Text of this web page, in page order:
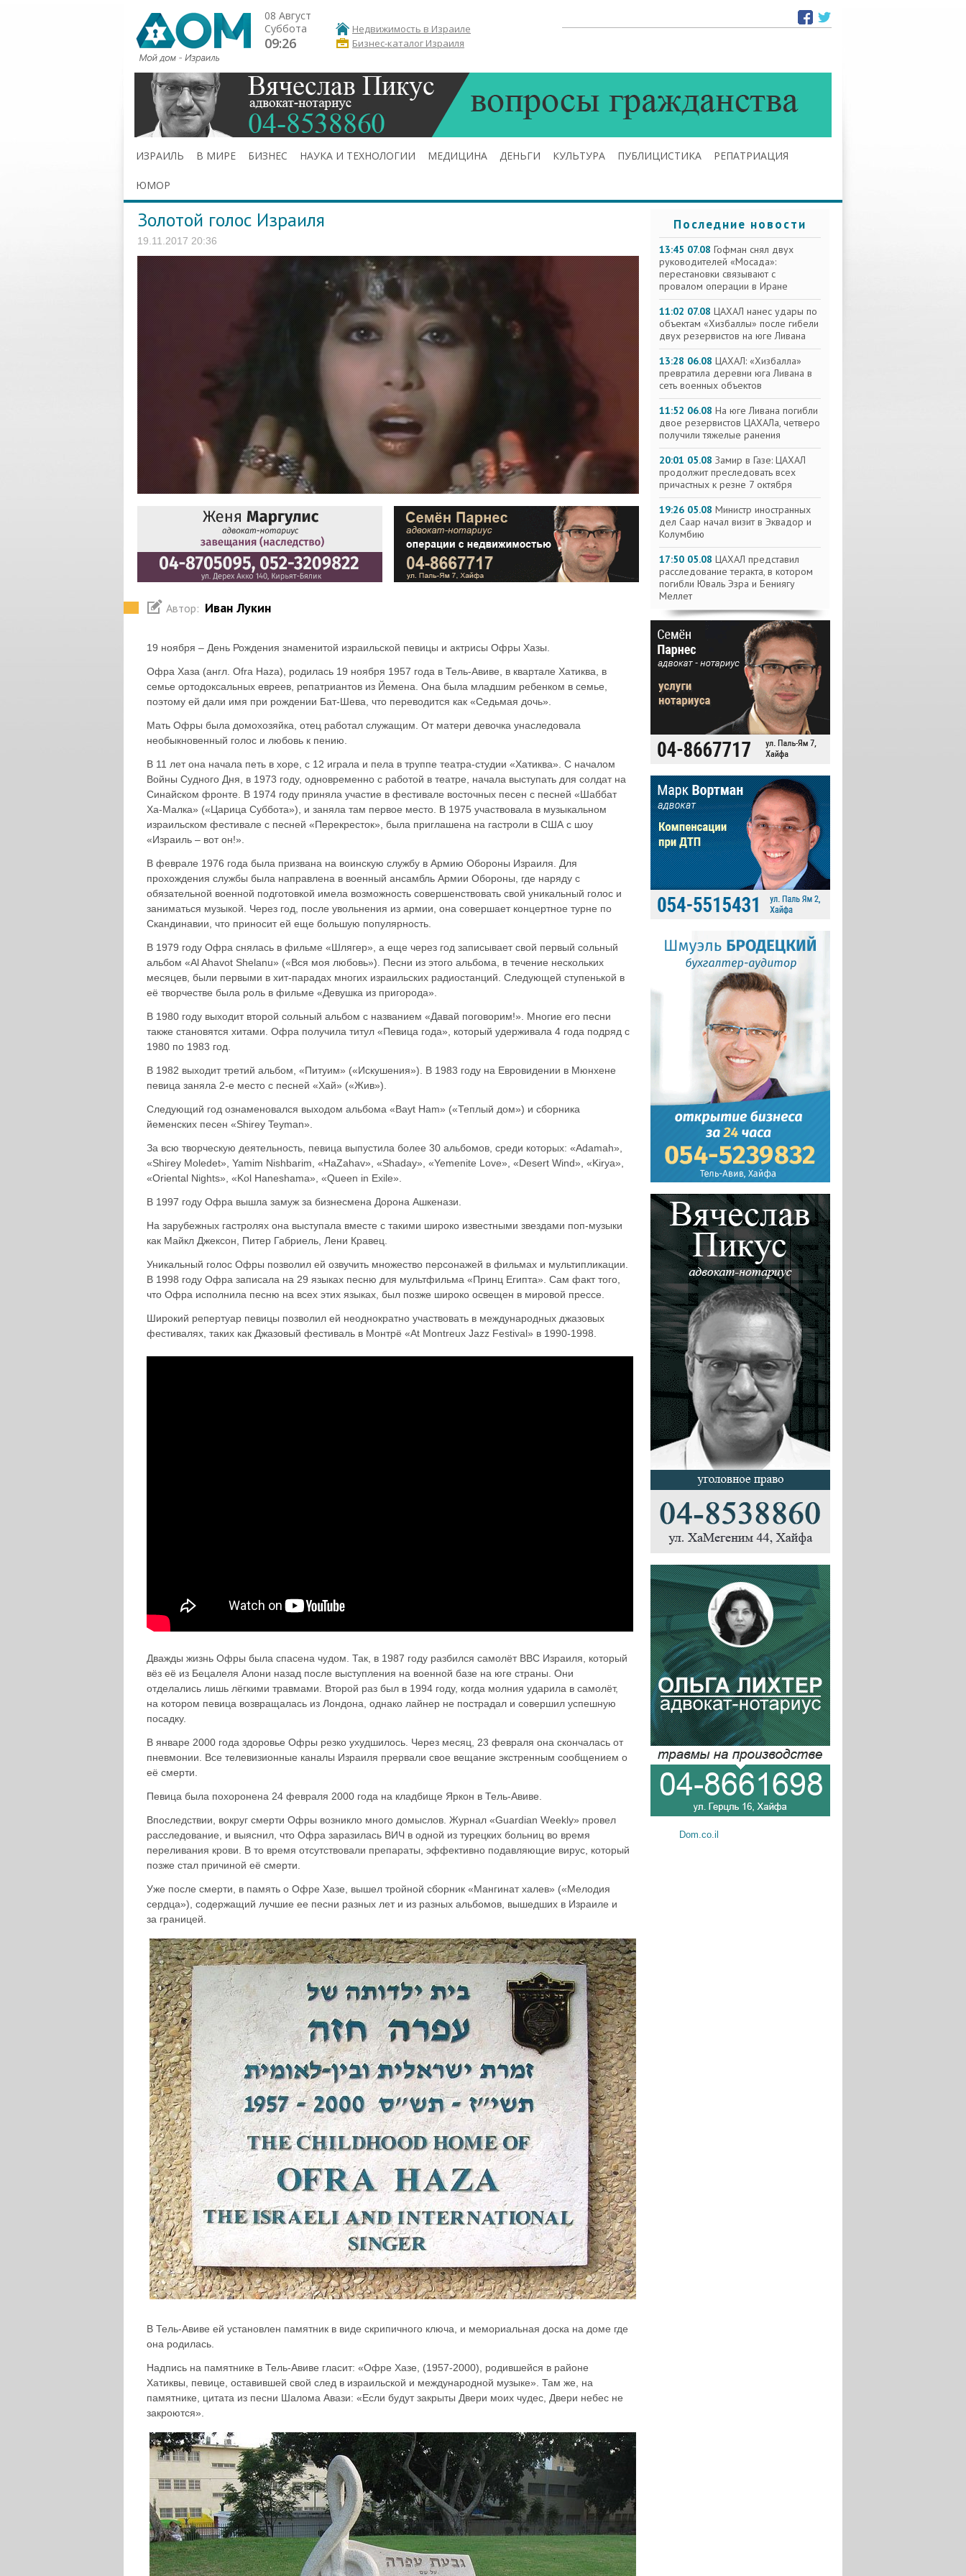
08 Август
Суббота
09:26
Недвижимость в Израиле
Бизнес-каталог Израиля
ИЗРАИЛЬ В МИРЕ БИЗНЕС НАУКА И ТЕХНОЛОГИИ МЕДИЦИНА ДЕНЬГИ КУЛЬТУРА ПУБЛИЦИСТИКА РЕПАТРИАЦИЯ
ЮМОР
Золотой голос Израиля
19.11.2017 20:36
Автор: Иван Лукин
19 ноября – День Рождения знаменитой израильской певицы и актрисы Офры Хазы.
Офра Хаза (англ. Ofra Haza), родилась 19 ноября 1957 года в Тель-Авиве, в квартале Хатиква, в
семье ортодоксальных евреев, репатриантов из Йемена. Она была младшим ребенком в семье,
поэтому ей дали имя при рождении Бат-Шева, что переводится как «Седьмая дочь».
Мать Офры была домохозяйка, отец работал служащим. От матери девочка унаследовала
необыкновенный голос и любовь к пению.
В 11 лет она начала петь в хоре, с 12 играла и пела в труппе театра-студии «Хатиква». С началом
Войны Судного Дня, в 1973 году, одновременно с работой в театре, начала выступать для солдат на
Синайском фронте. В 1974 году приняла участие в фестивале восточных песен с песней «Шаббат
Ха-Малка» («Царица Суббота»), и заняла там первое место. В 1975 участвовала в музыкальном
израильском фестивале с песней «Перекресток», была приглашена на гастроли в США с шоу
«Израиль – вот он!».
В феврале 1976 года была призвана на воинскую службу в Армию Обороны Израиля. Для
прохождения службы была направлена в военный ансамбль Армии Обороны, где наряду с
обязательной военной подготовкой имела возможность совершенствовать свой уникальный голос и
заниматься музыкой. Через год, после увольнения из армии, она совершает концертное турне по
Скандинавии, что приносит ей еще большую популярность.
В 1979 году Офра снялась в фильме «Шлягер», а еще через год записывает свой первый сольный
альбом «Al Ahavot Shelanu» («Вся моя любовь»). Песни из этого альбома, в течение нескольких
месяцев, были первыми в хит-парадах многих израильских радиостанций. Следующей ступенькой в
её творчестве была роль в фильме «Девушка из пригорода».
В 1980 году выходит второй сольный альбом с названием «Давай поговорим!». Многие его песни
также становятся хитами. Офра получила титул «Певица года», который удерживала 4 года подряд с
1980 по 1983 год.
В 1982 выходит третий альбом, «Питуим» («Искушения»). В 1983 году на Евровидении в Мюнхене
певица заняла 2-е место с песней «Хай» («Жив»).
Следующий год ознаменовался выходом альбома «Bayt Ham» («Теплый дом») и сборника
йеменских песен «Shirey Teyman».
За всю творческую деятельность, певица выпустила более 30 альбомов, среди которых: «Adamah»,
«Shirey Moledet», Yamim Nishbarim, «HaZahav», «Shaday», «Yemenite Love», «Desert Wind», «Kirya»,
«Oriental Nights», «Kol Haneshama», «Queen in Exile».
В 1997 году Офра вышла замуж за бизнесмена Дорона Ашкенази.
На зарубежных гастролях она выступала вместе с такими широко известными звездами поп-музыки
как Майкл Джексон, Питер Габриель, Лени Кравец.
Уникальный голос Офры позволил ей озвучить множество персонажей в фильмах и мультипликации.
В 1998 году Офра записала на 29 языках песню для мультфильма «Принц Египта». Сам факт того,
что Офра исполнила песню на всех этих языках, был позже широко освещен в мировой прессе.
Широкий репертуар певицы позволил ей неоднократно участвовать в международных джазовых
фестивалях, таких как Джазовый фестиваль в Монтрё «At Montreux Jazz Festival» в 1990-1998.
Дважды жизнь Офры была спасена чудом. Так, в 1987 году разбился самолёт ВВС Израиля, который
вёз её из Бецалеля Алони назад после выступления на военной базе на юге страны. Они
отделались лишь лёгкими травмами. Второй раз был в 1994 году, когда молния ударила в самолёт,
на котором певица возвращалась из Лондона, однако лайнер не пострадал и совершил успешную
посадку.
В январе 2000 года здоровье Офры резко ухудшилось. Через месяц, 23 февраля она скончалась от
пневмонии. Все телевизионные каналы Израиля прервали свое вещание экстренным сообщением о
её смерти.
Певица была похоронена 24 февраля 2000 года на кладбище Яркон в Тель-Авиве.
Впоследствии, вокруг смерти Офры возникло много домыслов. Журнал «Guardian Weekly» провел
расследование, и выяснил, что Офра заразилась ВИЧ в одной из турецких больниц во время
переливания крови. В то время отсутствовали препараты, эффективно подавляющие вирус, который
позже стал причиной её смерти.
Уже после смерти, в память о Офре Хазе, вышел тройной сборник «Мангинат халев» («Мелодия
сердца»), содержащий лучшие ее песни разных лет и из разных альбомов, вышедших в Израиле и
за границей.
В Тель-Авиве ей установлен памятник в виде скрипичного ключа, и мемориальная доска на доме где
она родилась.
Надпись на памятнике в Тель-Авиве гласит: «Офре Хазе, (1957-2000), родившейся в районе
Хатиквы, певице, оставившей свой след в израильской и международной музыке». Там же, на
памятнике, цитата из песни Шалома Авази: «Если будут закрыты Двери моих чудес, Двери небес не
закроются».
Последние новости
13:45 07.08 Гофман снял двух
руководителей «Мосада»:
перестановки связывают с
провалом операции в Иране
11:02 07.08 ЦАХАЛ нанес удары по
объектам «Хизбаллы» после гибели
двух резервистов на юге Ливана
13:28 06.08 ЦАХАЛ: «Хизбалла»
превратила деревни юга Ливана в
сеть военных объектов
11:52 06.08 На юге Ливана погибли
двое резервистов ЦАХАЛа, четверо
получили тяжелые ранения
20:01 05.08 Замир в Газе: ЦАХАЛ
продолжит преследовать всех
причастных к резне 7 октября
19:26 05.08 Министр иностранных
дел Саар начал визит в Эквадор и
Колумбию
17:50 05.08 ЦАХАЛ представил
расследование теракта, в котором
погибли Юваль Эзра и Бениягу
Меллет
Dom.co.il